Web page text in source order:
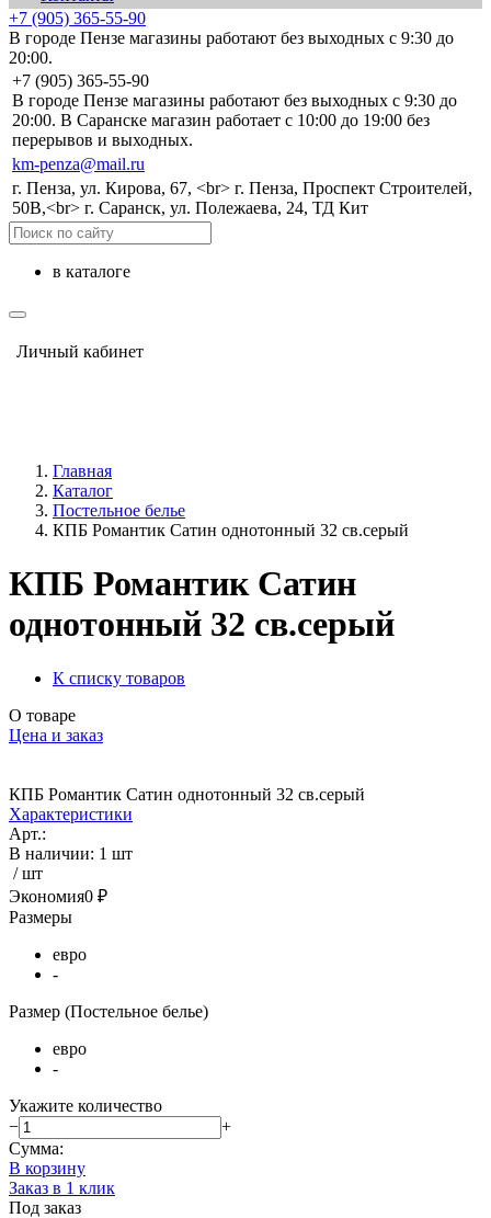
+7 (905) 365-55-90
В городе Пензе магазины работают без выходных с 9:30 до
20:00.
+7 (905) 365-55-90
В городе Пензе магазины работают без выходных с 9:30 до
20:00. В Саранске магазин работает с 10:00 до 19:00 без
перерывов и выходных.
km-penza@mail.ru
г. Пенза, ул. Кирова, 67, <br> г. Пенза, Проспект Строителей,
50В,<br> г. Саранск, ул. Полежаева, 24, ТД Кит
в каталоге
Личный кабинет
Главная
Каталог
Постельное белье
КПБ Романтик Сатин однотонный 32 св.серый
КПБ Романтик Сатин
однотонный 32 св.серый
К списку товаров
О товаре
Цена и заказ
КПБ Романтик Сатин однотонный 32 св.серый
Характеристики
Арт.:
В наличии: 1 шт
/ шт
Экономия0 ₽
Размеры
евро
-
Размер (Постельное белье)
евро
-
Укажите количество
−
+
Сумма:
В корзину
Заказ в 1 клик
Под заказ